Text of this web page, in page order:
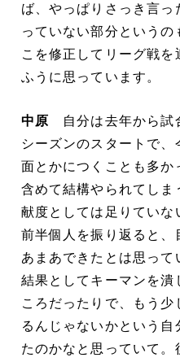
ば、やっぱりさっき言
っていない部分という
こを修正してリーグ戦
ふうに思っています。
中原 自分は去年から試
シーズンのスタートで
面とかにつくことも多
含めて結構やられてし
献度としては足りていな
前半個人を振り返ると、
あまあできたとは思って
結果としてキーマンを潰
ころだったりで、もう
るんじゃないかという
たのかなと思っていて。